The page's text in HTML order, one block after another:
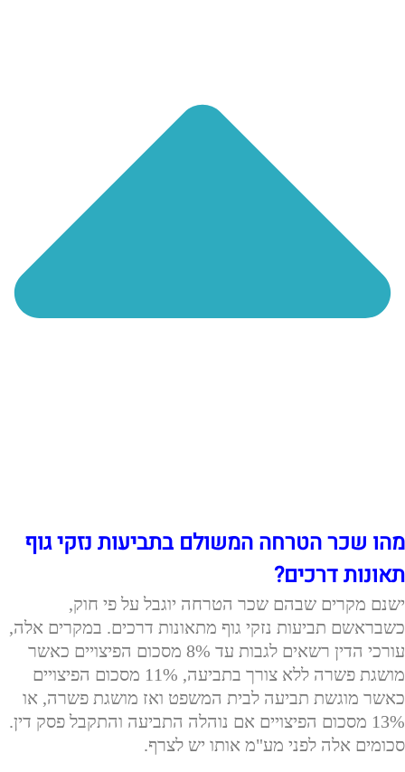
מהו שכר הטרחה המשולם בתביעות נזקי גוף
תאונות דרכים?
ישנם מקרים שבהם שכר הטרחה יוגבל על פי חוק,
כשבראשם תביעות נזקי גוף מתאונות דרכים. במקרים אלה,
עורכי הדין רשאים לגבות עד 8% מסכום הפיצויים כאשר
מושגת פשרה ללא צורך בתביעה, 11% מסכום הפיצויים
כאשר מוגשת תביעה לבית המשפט ואז מושגת פשרה, או
13% מסכום הפיצויים אם נוהלה התביעה והתקבל פסק דין.
סכומים אלה לפני מע"מ אותו יש לצרף.